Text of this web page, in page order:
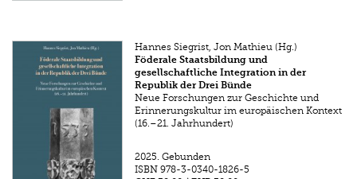
Hannes Siegrist, Jon Mathieu (Hg.)
Föderale Staatsbildung und
gesellschaftliche Integration in der
Republik der Drei Bünde
Neue Forschungen zur Geschichte und
Erinnerungskultur im europäischen Kontext
(16.–21. Jahrhundert)
2025. Gebunden
ISBN 978-3-0340-1826-5